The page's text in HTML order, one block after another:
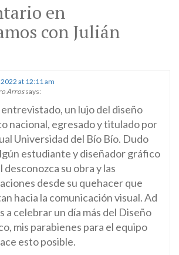
en
con Julián
at 12:11 am
Arros says:
un lujo del diseño
nacional, egresado y titulado por
Universidad del Bío Bío. Dudo
estudiante y diseñador gráfico
desconozca su obra y las
desde su quehacer que
hacia la comunicación visual. Ad
a celebrar un día más del Diseño
mis parabienes para el equipo
esto posible.